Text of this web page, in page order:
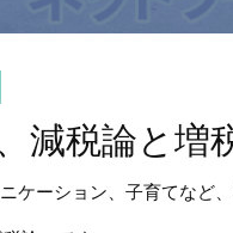
減税論と増
ケーション、子育てなど